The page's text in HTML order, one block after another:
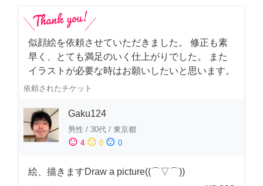
似顔絵を依頼させていただきました。 修正も素
早く、とても満足のいく仕上がりでした。 また
イラストが必要な時はお願いしたいと思います。
依頼されたチケット
Gaku124
男性 / 30代 / 東京都
sentiment_satisfied 4 sentiment_neutral 0 sentiment_dissatisfied 0
絵、描きますDraw a picture((⌒▽⌒))